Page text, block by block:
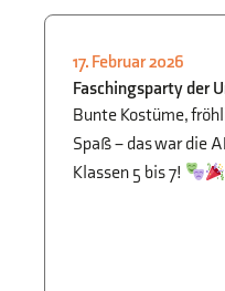
SMV, FEIERN
17. Februar 2026
Faschingsparty der
Bunte Kostüme,
Spaß – das war die
Klassen 5 bis 7!